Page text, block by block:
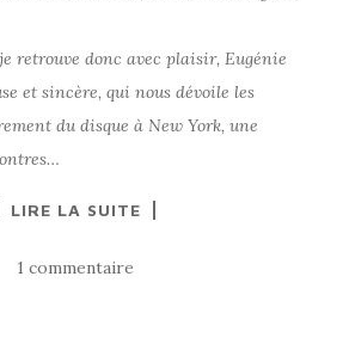
retrouve donc avec plaisir, Eugénie
et sincère, qui nous dévoile les
du disque à New York, une
LIRE LA SUITE
1 commentaire